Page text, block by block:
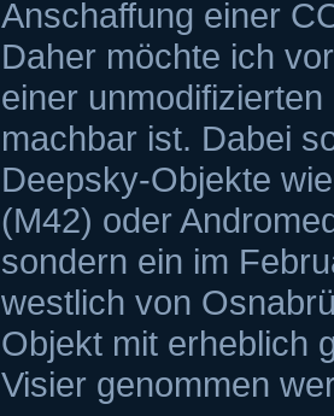
Anschaffung einer
Daher möchte ich
einer
machbar ist. Dabei
Deepsky-Objekte
(M42) oder
sondern ein im
westlich von
Objekt mit erheblich
Visier genommen